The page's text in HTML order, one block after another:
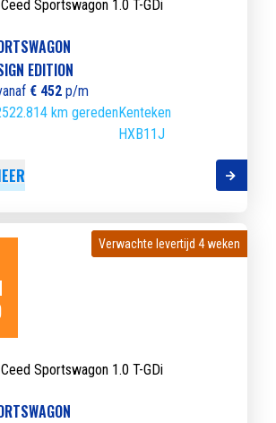
EDITION
€ 452 p/m
22.814 km geredenKenteken
HXB11J
Verwachte levertijd 4 weken
Verwachte levertijd 4 weken